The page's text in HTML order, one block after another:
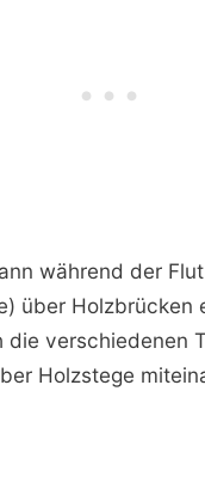
während der
über Holzbrücken
die verschiedenen
Holzstege